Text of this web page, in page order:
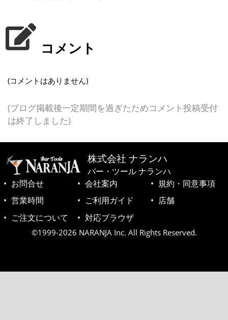
コメント
(コメントはありません)
(ブログ掲載後一定期間を過ぎたためコメント投稿受付
は終了しました)
株式会社 ナランハ
バー・ツール ナランハ
お問合せ
会社案内
規約・同意事項
営業時間
ご利用ガイド
店舗
ご注文について
対応ブラウザ
©1999-2026 NARANJA Inc. All Rights Reserved.